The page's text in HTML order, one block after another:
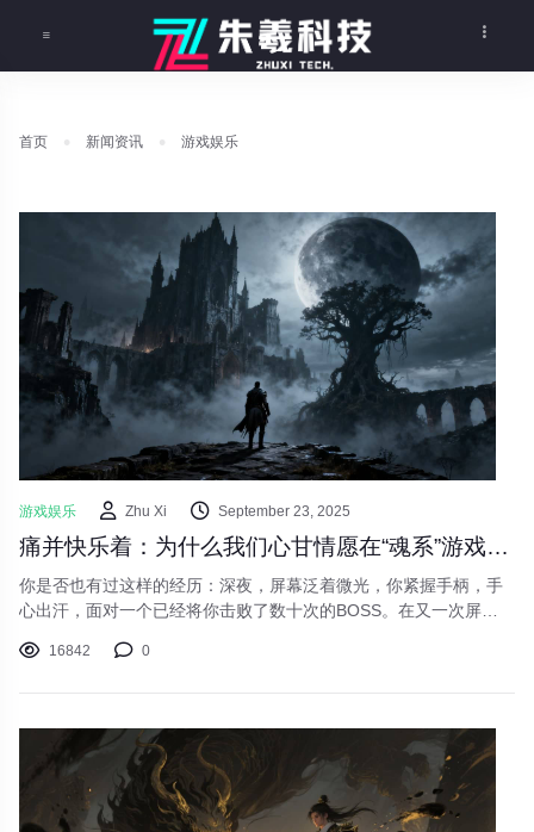
首页 新闻资讯 游戏娱乐
游戏娱乐 Zhu Xi September 23, 2025
痛并快乐着：为什么我们心甘情愿在“魂系”游戏里“受苦”？
你是否也有过这样的经历：深夜，屏幕泛着微光，你紧握手柄，手
心出汗，面对一个已经将你击败了数十次的BOSS。在又一次屏幕
活”键，心中默念：“就最后一次”。这种“受苦”体验，正是近年来风
16842 0